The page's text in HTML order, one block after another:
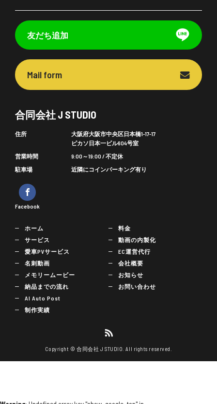
友だち追加
Mail form
合同会社 J STUDIO
住所
大阪府大阪市中央区日本橋1-17-17
ピカソ日本一ビル604号室
営業時間
9:00～19:00 / 不定休
駐車場
近隣にコインパーキング有り
Facebook
ホーム
サービス
愛車PVサービス
名刺動画
メモリームービー
納品までの流れ
AI Auto Post
制作実績
料金
動画の内製化
EC運営代行
会社概要
お知らせ
お問い合わせ
Copyright © 合同会社 J STUDIO. All rights reserved.